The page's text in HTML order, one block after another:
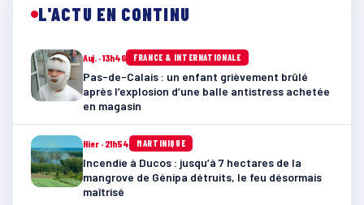
L'ACTU EN CONTINU
Auj. · 13h46 FRANCE & INTERNATIONALE
Pas-de-Calais : un enfant grièvement brûlé
après l’explosion d’une balle antistress achetée
en magasin
Hier · 21h54 MARTINIQUE
Incendie à Ducos : jusqu’à 7 hectares de la
mangrove de Génipa détruits, le feu désormais
maîtrisé